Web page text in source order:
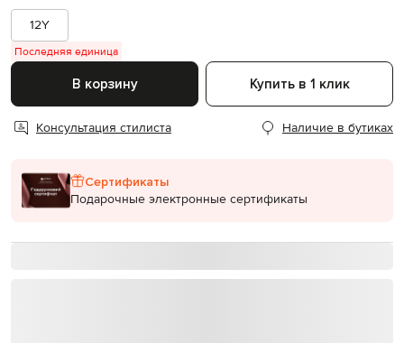
12Y
Последняя единица
В корзину Купить в 1 клик
Консультация стилиста Наличие в бутиках
Сертификаты
Подарочные электронные сертификаты